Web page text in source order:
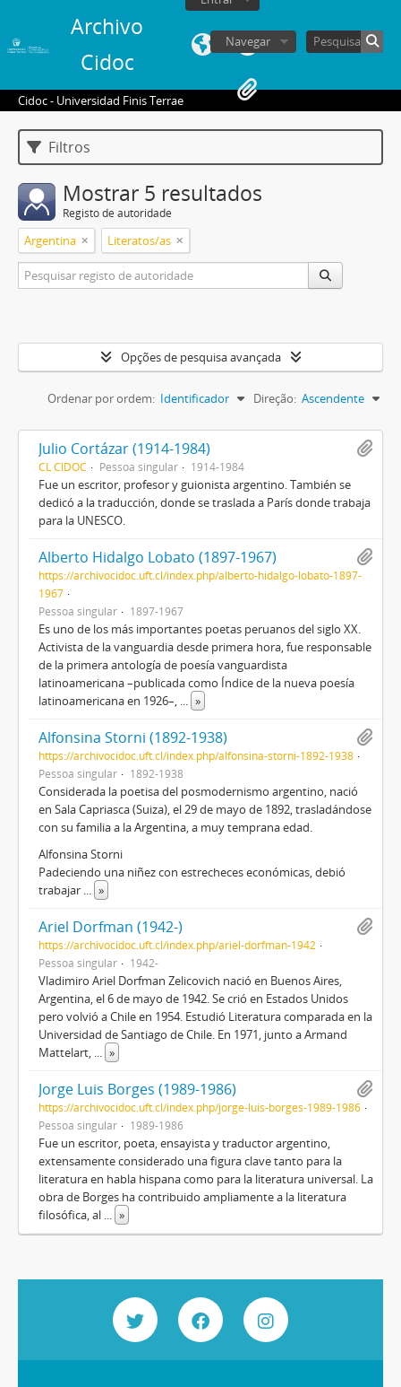
Archivo
Cidoc
Navegar
Cidoc - Universidad Finis Terrae
Filtros
Mostrar 5 resultados
Registo de autoridade
Argentina Literatos/as
Opções de pesquisa avançada
Ordenar por ordem: Identificador Direção: Ascendente
Julio Cortázar (1914-1984)
CL CIDOC Pessoa singular 1914-1984
Fue un escritor, profesor y guionista argentino. También se
dedicó a la traducción, donde se traslada a París donde trabaja
para la UNESCO.
Alberto Hidalgo Lobato (1897-1967)
https://archivocidoc.uft.cl/index.php/alberto-hidalgo-lobato-1897-
1967
Pessoa singular
1897-1967
Es uno de los más importantes poetas peruanos del siglo XX.
Activista de la vanguardia desde primera hora, fue responsable
de la primera antología de poesía vanguardista
latinoamericana –publicada como Índice de la nueva poesía
latinoamericana en 1926–, ... »
Alfonsina Storni (1892-1938)
https://archivocidoc.uft.cl/index.php/alfonsina-storni-1892-1938
Pessoa singular
1892-1938
Considerada la poetisa del posmodernismo argentino, nació
en Sala Capriasca (Suiza), el 29 de mayo de 1892, trasladándose
con su familia a la Argentina, a muy temprana edad.
Alfonsina Storni
Padeciendo una niñez con estrecheces económicas, debió
trabajar ... »
Ariel Dorfman (1942-)
https://archivocidoc.uft.cl/index.php/ariel-dorfman-1942
Pessoa singular
1942-
Vladimiro Ariel Dorfman Zelicovich nació en Buenos Aires,
Argentina, el 6 de mayo de 1942. Se crió en Estados Unidos
pero volvió a Chile en 1954. Estudió Literatura comparada en la
Universidad de Santiago de Chile. En 1971, junto a Armand
Mattelart, ... »
Jorge Luis Borges (1989-1986)
https://archivocidoc.uft.cl/index.php/jorge-luis-borges-1989-1986
Pessoa singular
1989-1986
Fue un escritor, poeta, ensayista y traductor argentino,
extensamente considerado una figura clave tanto para la
literatura en habla hispana como para la literatura universal.​ La
obra de Borges ha contribuido ampliamente a la literatura
filosófica, al ... »